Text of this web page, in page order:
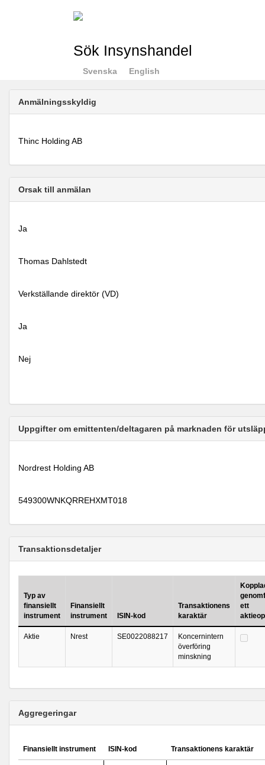
Sök Insynshandel
Svenska English
Anmälningsskyldig
Thinc Holding AB
Orsak till anmälan
Ja
Thomas Dahlstedt
Verkställande direktör (VD)
Ja
Nej
Uppgifter om emittenten/deltagaren på marknaden för
Nordrest Holding AB
549300WNKQRREHXMT018
Transaktionsdetaljer
Typ av
finansiellt
instrument
Finansiellt
instrument
ISIN-kod
Transaktionens
karaktär
ett
Aktie Nrest SE0022088217
Koncernintern
överföring
minskning
Aggregeringar
Finansiellt instrument ISIN-kod Transaktionens karaktär